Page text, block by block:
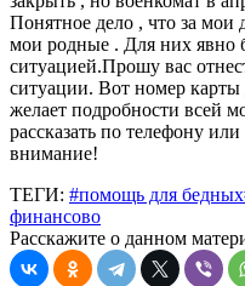
Понятное дело , что за мои
мои родные . Для них явно
ситуацией.Прошу вас
ситуации. Вот номер карты
желает подробности всей
рассказать по телефону
внимание!
ТЕГИ: #помощь для бедных
финансово
Расскажите о данном